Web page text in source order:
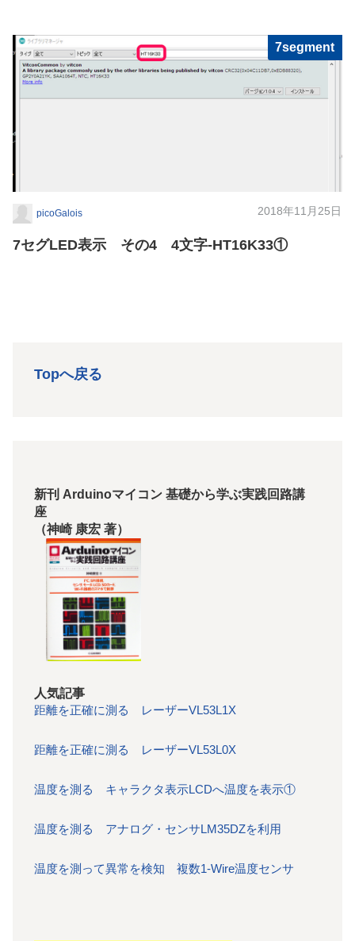
7segment
picoGalois 2018年11月25日
7セグLED表示 その4 4文字-HT16K33①
Topへ戻る
新刊 Arduinoマイコン 基礎から学ぶ実践回路講
座
（神崎 康宏 著）
人気記事
距離を正確に測る レーザーVL53L1X
距離を正確に測る レーザーVL53L0X
温度を測る キャラクタ表示LCDへ温度を表示①
温度を測る アナログ・センサLM35DZを利用
温度を測って異常を検知 複数1-Wire温度センサ